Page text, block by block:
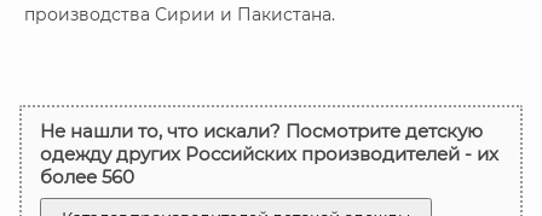
производства Сирии и Пакистана.
Не нашли то, что искали? Посмотрите детскую
одежду других Российских производителей - их
более 560